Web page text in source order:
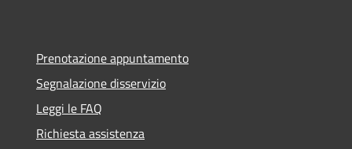
Prenotazione appuntamento
Segnalazione disservizio
Leggi le FAQ
Richiesta assistenza